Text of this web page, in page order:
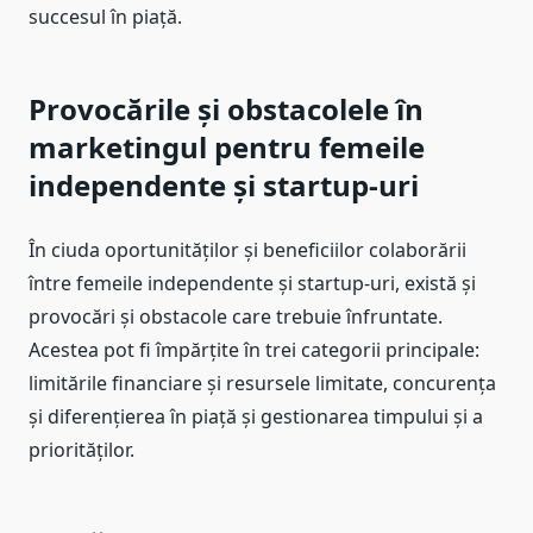
succesul în piață.
Provocările și obstacolele în
marketingul pentru femeile
independente și startup-uri
În ciuda oportunităților și beneficiilor colaborării
între femeile independente și startup-uri, există și
provocări și obstacole care trebuie înfruntate.
Acestea pot fi împărțite în trei categorii principale:
limitările financiare și resursele limitate, concurența
și diferențierea în piață și gestionarea timpului și a
priorităților.